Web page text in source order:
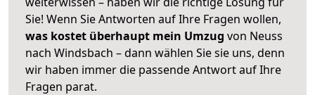
Sie! Wenn Sie Antworten auf Ihre Fragen wollen,
was kostet überhaupt mein Umzug von Neuss
nach Windsbach – dann wählen Sie sie uns, denn
wir haben immer die passende Antwort auf Ihre
Fragen parat.